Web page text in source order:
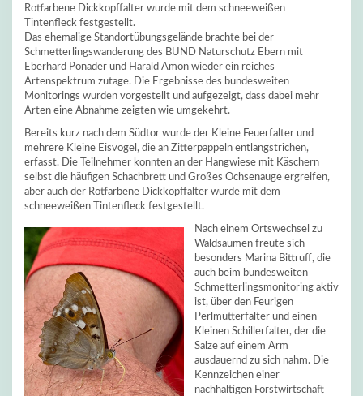
Rotfarbene Dickkopffalter wurde mit dem schneeweißen
Tintenfleck festgestellt.
Das ehemalige Standortübungsgelände brachte bei der
Schmetterlingswanderung des BUND Naturschutz Ebern mit
Eberhard Ponader und Harald Amon wieder ein reiches
Artenspektrum zutage. Die Ergebnisse des bundesweiten
Monitorings wurden vorgestellt und aufgezeigt, dass dabei mehr
Arten eine Abnahme zeigten wie umgekehrt.
Bereits kurz nach dem Südtor wurde der Kleine Feuerfalter und
mehrere Kleine Eisvogel, die an Zitterpappeln entlangstrichen,
erfasst. Die Teilnehmer konnten an der Hangwiese mit Käschern
selbst die häufigen Schachbrett und Großes Ochsenauge ergreifen,
aber auch der Rotfarbene Dickkopffalter wurde mit dem
schneeweißen Tintenfleck festgestellt.
Nach einem Ortswechsel zu
Waldsäumen freute sich
besonders Marina Bittruff, die
auch beim bundesweiten
Schmetterlingsmonitoring aktiv
ist, über den Feurigen
Perlmutterfalter und einen
Kleinen Schillerfalter, der die
Salze auf einem Arm
ausdauernd zu sich nahm. Die
Kennzeichen einer
nachhaltigen Forstwirtschaft